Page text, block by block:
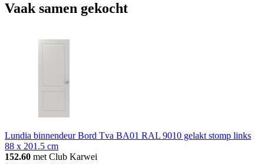
Vaak samen gekocht
Lundia binnendeur Bord Tva BA01 RAL 9010 gelakt stomp links
88 x 201.5 cm
152.60 met Club Karwei